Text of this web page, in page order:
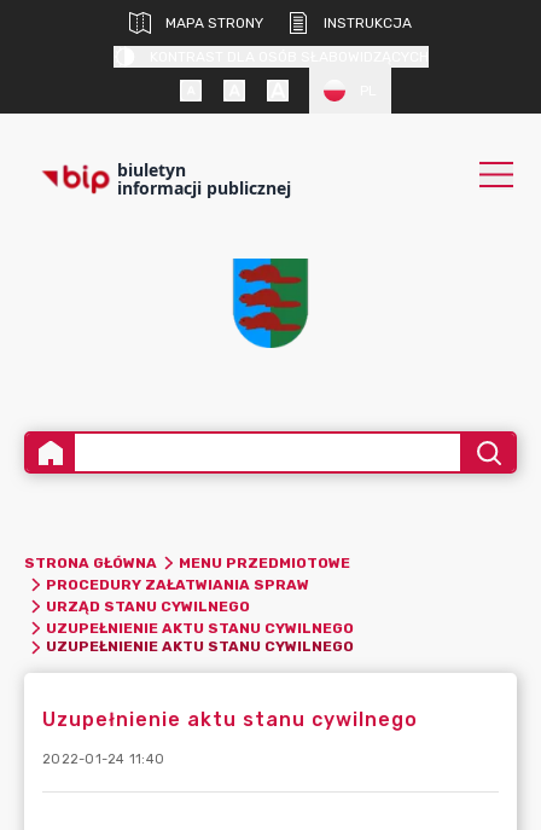
MAPA STRONY
INSTRUKCJA
biuletyn
informacji publicznej
STRONA GŁÓWNA
MENU PRZEDMIOTOWE
PROCEDURY ZAŁATWIANIA SPRAW
URZĄD STANU CYWILNEGO
UZUPEŁNIENIE AKTU STANU CYWILNEGO
UZUPEŁNIENIE AKTU STANU CYWILNEGO
Uzupełnienie aktu stanu cywilnego
2022-01-24 11:40